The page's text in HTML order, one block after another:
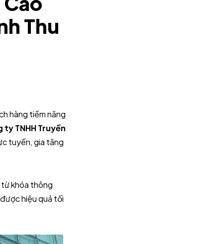
Thu
hàng tiềm năng
ty TNHH Truyền
tuyến, gia tăng
từ khóa thông
hiệu quả tối